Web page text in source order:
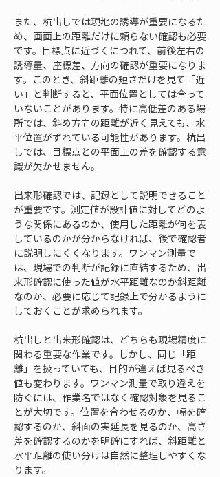
また、杭出しでは現地の誘導が重要になるた
め、画面上の距離だけに頼らない確認も必要
です。目標点に近づくにつれて、前後左右の
誘導量、座標差、方向の確認が重要になりま
す。このとき、斜距離の短さだけを見て「近
い」と判断すると、平面位置としては合って
いないことがあります。特に高低差のある場
所では、斜め方向の距離が近く見えても、水
平位置がずれている可能性があります。杭出
しでは、目標点との平面上の差を確認する意
識が欠かせません。
出来形確認では、記録として説明できること
が重要です。測定値が設計値に対してどのよ
うな関係にあるのか、使用した距離が何を表
しているのかが分からなければ、後で確認者
に説明しにくくなります。ワンマン測量で
は、現場での判断が記録に直結するため、出
来形確認に使った値が水平距離なのか斜距離
なのか、必要に応じて記録上で分かるように
しておくことが求められます。
杭出しと出来形確認は、どちらも現場精度に
関わる重要な作業です。しかし、同じ「距
離」を扱っていても、目的が違えば見るべき
値も変わります。ワンマン測量で取り違えを
防ぐには、作業名ではなく確認対象を見るこ
とが大切です。位置を合わせるのか、幅を確
認するのか、斜面の実延長を見るのか、高さ
差を確認するのかを明確にすれば、斜距離と
水平距離の使い分けは自然に整理しやすくな
ります。